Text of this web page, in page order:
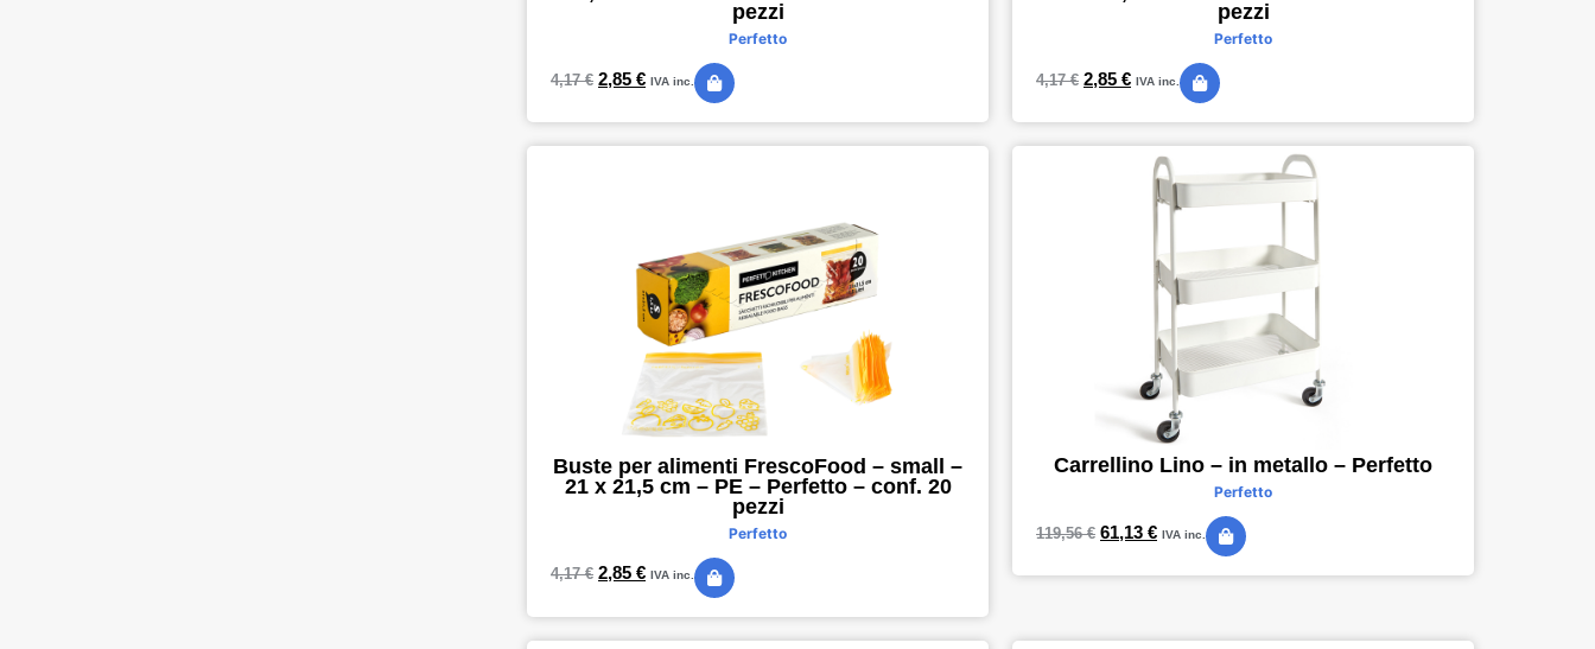
pezzi
Perfetto
4,17€ 2,85 € IVA inc.
pezzi
Perfetto
4,17€ 2,85 € IVA inc.
Buste per alimenti FrescoFood – small –
21 x 21,5 cm – PE – Perfetto – conf. 20
pezzi
Perfetto
4,17€ 2,85 € IVA inc.
Carrellino Lino – in metallo – Perfetto
Perfetto
119,56€ 61,13 € IVA inc.